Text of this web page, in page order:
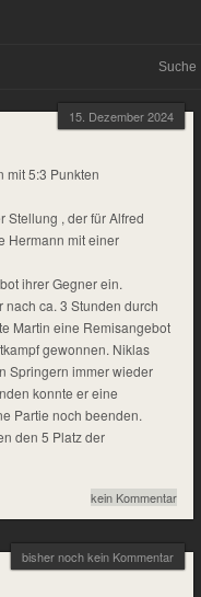
15. Dezember 2024
mit 5:3 Punkten
Stellung , der für Alfred
Hermann mit einer
ihrer Gegner ein.
ca. 3 Stunden durch
Martin eine Remisangebot
gewonnen. Niklas
Springern immer wieder
konnte er eine
Partie noch beenden.
den 5 Platz der
kein Kommentar
bisher noch kein Kommentar